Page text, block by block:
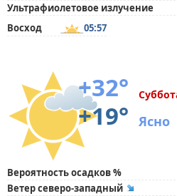
Ультрафиолетовое излучение
Восход
05:57
+32°
+19°
Ясно
Вероятность осадков %
Ветер северо-западный